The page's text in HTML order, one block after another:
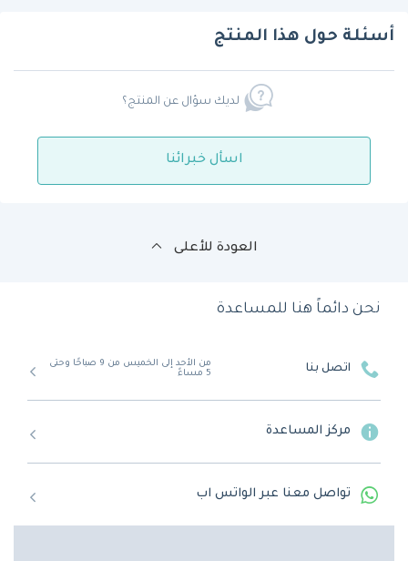
أسئلة حول هذا المنتج
لديك سؤال عن المنتج؟
اسأل خبرائنا
العودة للأعلى
نحن دائماً هنا للمساعدة
اتصل بنا
من الأحد إلى الخميس من 9 صباحًا وحتى
5 مساءً
مركز المساعدة
تواصل معنا عبر الواتس اب